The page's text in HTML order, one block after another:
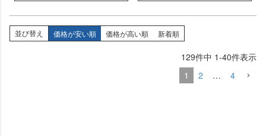
並び替え 価格が安い順 価格が高い順 新着順
129件中 1-40件表示
1
2 … 4